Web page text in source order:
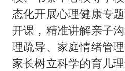
态化开展心理健康专
开课，精准讲解亲子
理疏导、家庭情绪管
家长树立科学的育儿